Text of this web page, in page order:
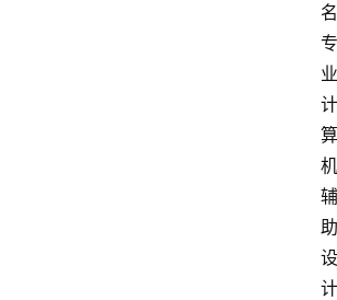
名
专
业
计
算
机
辅
助
设
计